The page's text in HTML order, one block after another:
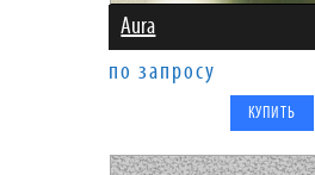
Aura
по запросу